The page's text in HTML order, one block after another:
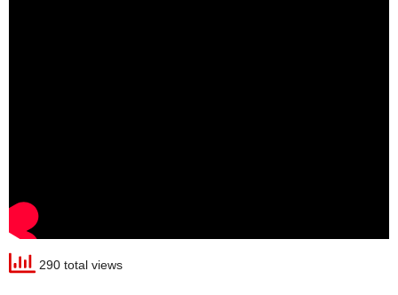
290 total views